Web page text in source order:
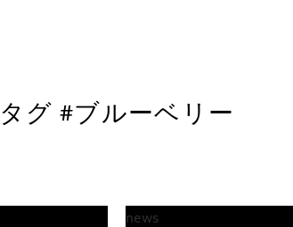
タグ #ブルーベリー
news